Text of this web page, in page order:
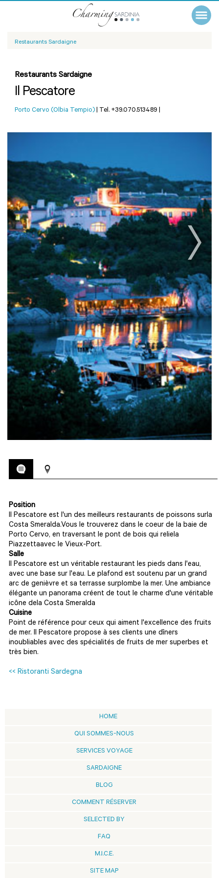
Restaurants Sardaigne
Restaurants Sardaigne
Il Pescatore
Porto Cervo (Olbia Tempio) | Tel. +39.070.513489 |
Position
Il Pescatore est l'un des meilleurs restaurants de poissons surla
Costa Smeralda.Vous le trouverez dans le coeur de la baie de
Porto Cervo, en traversant le pont de bois qui reliela
Piazzettaavec le Vieux-Port.
Salle
Il Pescatore est un véritable restaurant les pieds dans l'eau,
avec une base sur l'eau. Le plafond est soutenu par un grand
arc de genièvre et sa terrasse surplombe la mer. Une ambiance
élégante un panorama créent de tout le charme d'une véritable
icône dela Costa Smeralda
Cuisine
Point de référence pour ceux qui aiment l'excellence des fruits
de mer. Il Pescatore propose à ses clients une dîners
inoubliables avec des spécialités de fruits de mer superbes et
très bien.
<< Ristoranti Sardegna
HOME
QUI SOMMES-NOUS
SERVICES VOYAGE
SARDAIGNE
BLOG
COMMENT RÉSERVER
SELECTED BY
FAQ
M.I.C.E.
SITE MAP